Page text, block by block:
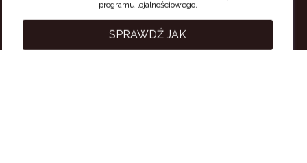
PRZYDATNE LINKI
Polityka Prywatności
SPRAWDŹ JAK